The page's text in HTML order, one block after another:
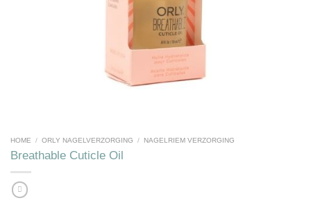
HOME / ORLY NAGELVERZORGING / NAGELRIEM VERZORGING
Breathable Cuticle Oil